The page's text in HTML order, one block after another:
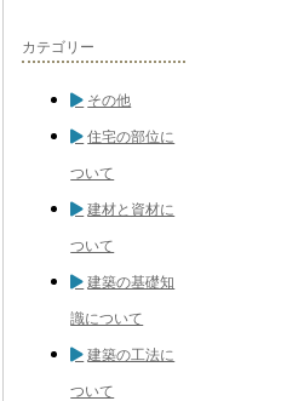
カテゴリー
その他
住宅の部位に
ついて
建材と資材に
ついて
建築の基礎知
識について
建築の工法に
ついて